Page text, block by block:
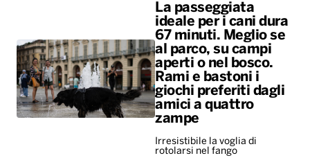
La passeggiata
ideale per i cani dura
67 minuti. Meglio se
al parco, su campi
aperti o nel bosco.
Rami e bastoni i
giochi preferiti dagli
amici a quattro
zampe
Irresistibile la voglia di
rotolarsi nel fango